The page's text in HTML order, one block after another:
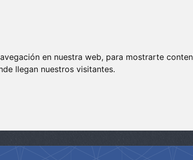
en nuestra web, para mostrarte
llegan nuestros visitantes.